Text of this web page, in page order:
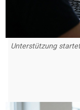
Unterstützung